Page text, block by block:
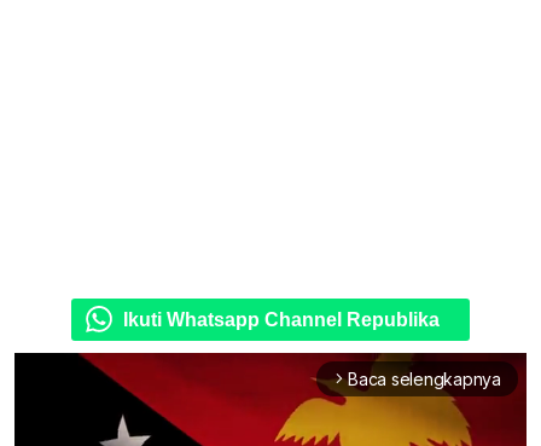
Ikuti Whatsapp Channel Republika
arrow_forward_ios Baca selengkapnya